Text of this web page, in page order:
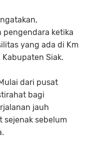
pengendara ketika
yang ada di Km
Siak.
dari pusat
bagi
jauh
sejenak sebelum